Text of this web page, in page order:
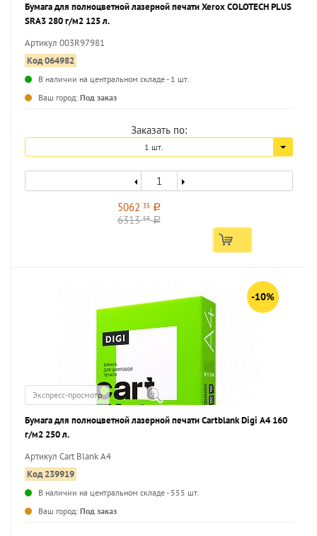
Бумага для полноцветной лазерной печати Xerox COLOTECH PLUS
SRA3 280 г/м2 125 л.
Артикул 003R97981
Код 064982
В наличии на центральном складе - 1 шт.
Ваш город: Под заказ
Заказать по:
1 шт.
5062 35 a
631359 a
-10%
Экспресс-просмотр
Бумага для полноцветной лазерной печати Cartblank Digi А4 160
г/м2 250 л.
Артикул Cart Blank А4
Код 239919
В наличии на центральном складе - 555 шт.
Ваш город: Под заказ